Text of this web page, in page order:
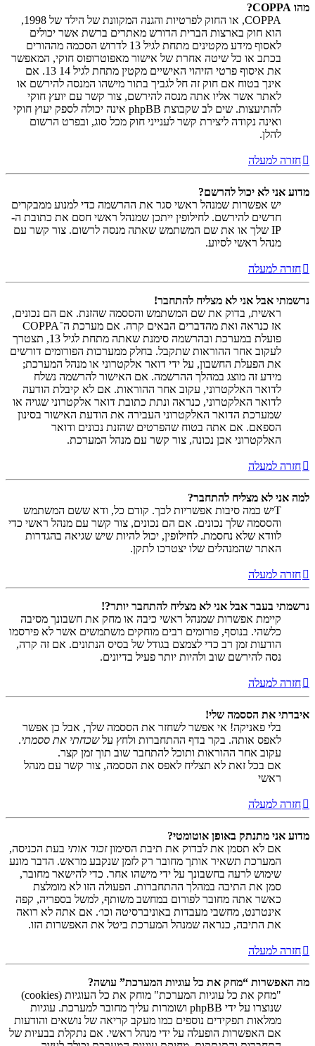
מהו COPPA?
COPPA, או החוק לפרטיות והגנה המקוונת של הילד של 1998,
הוא חוק בארצות הברית הדורש מאתרים ברשת אשר יכולים
לאסוף מידע מקטינים מתחת לגיל 13 לדרוש הסכמה מההורים
בכתב או כל שיטה אחרת של אישור מאפוטרופוס חוקי, המאפשר
את איסוף פרטי הזיהוי האישיים מקטין מתחת לגיל 14 13. אם
אינך בטוח אם חוק זה חל לגביך בתור מישהו המנסה להירשם או
לאתר אשר אליו אתה מנסה להירשם, צור קשר עם יועץ חוקי
להתיעצות. שים לב שקבוצת phpBB אינה יכולה לספק יעוץ חוקי
ואינה נקודה ליצירת קשר לענייני חוק מכל סוג, ובפרט הרשום
להלן.
חזרה למעלה
מדוע אני לא יכול להרשם?
יש אפשרות שמנהל ראשי סגר את ההרשמה כדי למנוע ממבקרים
חדשים להירשם. לחילופין ייתכן שמנהל ראשי חסם את כתובת ה-
IP שלך או את שם המשתמש שאתה מנסה לרשום. צור קשר עם
מנהל ראשי לסיוע.
חזרה למעלה
נרשמתי אבל אני לא מצליח להתחבר!
ראשית, בדוק את שם המשתמש והססמה שהזנת. אם הם נכונים,
אז כנראה ואת מהדברים הבאים קרה. אם מערכת ה־COPPA
פועלת במערכת ובהרשמה סימנת שאתה מתחת לגיל 13, תצטרך
לעקוב אחר ההוראות שתקבל. בחלק ממערכות הפורומים דורשים
את הפעלת החשבון, על ידי דואר אלקטרוני או מנהל המערכת;
מידע זה מוצג במהלך ההרשמה. אם האישור להרשמה נשלח
לדואר האלקטרוני, עקוב אחר ההוראות. אם לא קיבלת הודעה
לדואר האלקטרוני, כנראה ונתת כתובת דואר אלקטרוני שגויה או
שמערכת הדואר האלקטרוני העבירה את הודעת האישור בסינון
הספאם. אם אתה בטוח שהפרטים שהזנת נכונים ודואר
האלקטרוני אכן נכונה, צור קשר עם מנהל המערכת.
חזרה למעלה
למה אני לא מצליח להתחבר?
Tיש כמה סיבות אפשריות לכך. קודם כל, ודא ששם המשתמש
והססמה שלך נכונים. אם הם נכונים, צור קשר עם מנהל ראשי כדי
לוודא שלא נחסמת. לחילופין, יכול להיות שיש שגיאה בהגדרות
האתר שהמנהלים שלו יצטרכו לתקן.
חזרה למעלה
נרשמתי בעבר אבל אני לא מצליח להתחבר יותר?!
קיימת אפשרות שמנהל ראשי כיבה או מחק את חשבונך מסיבה
כלשהי. בנוסף, פורומים רבים מוחקים משתמשים אשר לא פירסמו
הודעות זמן רב כדי לצמצם בגודל של בסיס הנתונים. אם זה קרה,
נסה להירשם שוב ולהיות יותר פעיל בדיונים.
חזרה למעלה
איבדתי את הססמה שלי!
בלי פאניקה! אי אפשר לשחזר את הססמה שלך, אבל כן אפשר
לאפס אותה. בקר בדף ההתחברות ולחץ עלשכחתי את ססמתי.
עקוב אחר ההוראות ותוכל להתחבר שוב תוך זמן קצר.
אם בכל זאת לא תצליח לאפס את הססמה, צור קשר עם מנהל
ראשי
חזרה למעלה
מדוע אני מתנתק באופן אוטומטי?
אם לא תסמן את לבדוק את תיבת הסימוןזכור אותי בעת הכניסה,
המערכת תשאיר אותך מחובר רק לזמן שנקבע מראש. הדבר מונע
שימוש לרעה בחשבונך על ידי מישהו אחר. כדי להישאר מחובר,
סמן את התיבה במהלך ההתחברות. הפעולה הזו לא מומלצת
כאשר אתה מחובר לפורום במחשב משותף, למשל בספריה, קפה
אינטרנט, מחשבי מעבדות באוניברסיטה וכו׳. אם אתה לא רואה
את התיבה, כנראה שמנהל המערכת ביטל את האפשרות הזו.
חזרה למעלה
מה האפשרות “מחק את כל עוגיות המערכת” עושה?
"מחק את כל עוגיות המערכת" מוחק את כל העוגיות (cookies)
שנוצרו על ידי phpBB ושומרות עליך מחובר למערכת. עוגיות
ממלאות תפקידים נוספים כמו מעקב קריאה של נושאים והודעות
אם האפשרות הופעלה על ידי מנהל ראשי. אם נתקלת בבעיות של